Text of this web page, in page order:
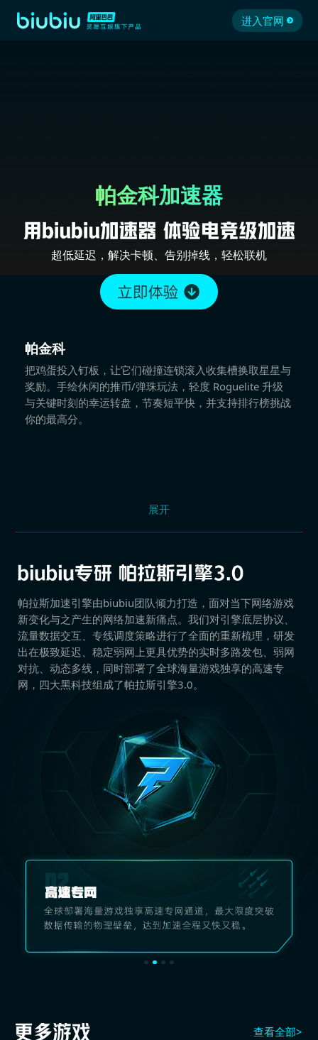
进入官网
帕金科加速器
超低延迟，解决卡顿、告别掉线，轻松联机
帕金科
把鸡蛋投入钉板，让它们碰撞连锁滚入收集槽换取星星与
奖励。手绘休闲的推币/弹珠玩法，轻度 Roguelite 升级
与关键时刻的幸运转盘，节奏短平快，并支持排行榜挑战
你的最高分。
展开
帕拉斯加速引擎由biubiu团队倾力打造，面对当下网络游戏
新变化与之产生的网络加速新痛点。我们对引擎底层协议、
流量数据交互、专线调度策略进行了全面的重新梳理，研发
出在极致延迟、稳定弱网上更具优势的实时多路发包、弱网
对抗、动态多线，同时部署了全球海量游戏独享的高速专
网，四大黑科技组成了帕拉斯引擎3.0。
查看全部>